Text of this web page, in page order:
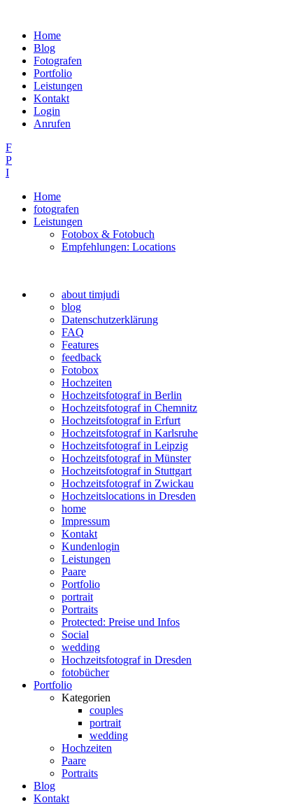
Home
Blog
Fotografen
Portfolio
Leistungen
Kontakt
Login
Anrufen
F
P
I
Home
fotografen
Leistungen
Fotobox & Fotobuch
Empfehlungen: Locations
about timjudi
blog
Datenschutzerklärung
FAQ
Features
feedback
Fotobox
Hochzeiten
Hochzeitsfotograf in Berlin
Hochzeitsfotograf in Chemnitz
Hochzeitsfotograf in Erfurt
Hochzeitsfotograf in Karlsruhe
Hochzeitsfotograf in Leipzig
Hochzeitsfotograf in Münster
Hochzeitsfotograf in Stuttgart
Hochzeitsfotograf in Zwickau
Hochzeitslocations in Dresden
home
Impressum
Kontakt
Kundenlogin
Leistungen
Paare
Portfolio
portrait
Portraits
Protected: Preise und Infos
Social
wedding
Hochzeitsfotograf in Dresden
fotobücher
Portfolio
Kategorien
couples
portrait
wedding
Hochzeiten
Paare
Portraits
Blog
Kontakt